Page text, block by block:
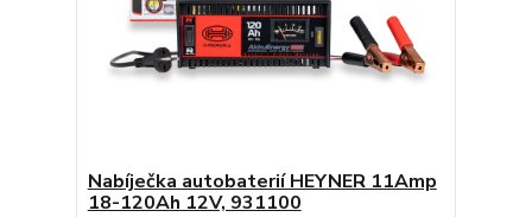
Nabíječka autobaterií HEYNER 11Amp
18-120Ah 12V, 931100